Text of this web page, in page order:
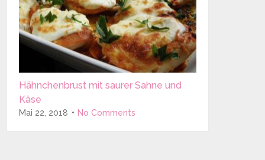
Hähnchenbrust mit saurer Sahne und
Käse
Mai 22, 2018 No Comments